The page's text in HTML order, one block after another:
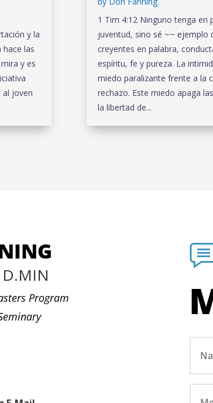
y la
hace las
y es
al joven
1 Tim 4:12 Ninguno tenga
juventud, sino sé ~~ ejemplo
creyentes en palabra,
espíritu, fe y pureza. La
miedo paralizante frente a la
rechazo. Este miedo apaga
la libertad de...
D.MIN
Program